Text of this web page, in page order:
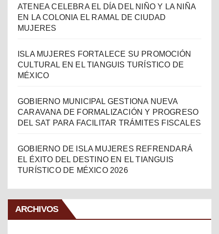
ATENEA CELEBRA EL DÍA DEL NIÑO Y LA NIÑA
EN LA COLONIA EL RAMAL DE CIUDAD
MUJERES
ISLA MUJERES FORTALECE SU PROMOCIÓN
CULTURAL EN EL TIANGUIS TURÍSTICO DE
MÉXICO
GOBIERNO MUNICIPAL GESTIONA NUEVA
CARAVANA DE FORMALIZACIÓN Y PROGRESO
DEL SAT PARA FACILITAR TRÁMITES FISCALES
GOBIERNO DE ISLA MUJERES REFRENDARÁ
EL ÉXITO DEL DESTINO EN EL TIANGUIS
TURÍSTICO DE MÉXICO 2026
ARCHIVOS